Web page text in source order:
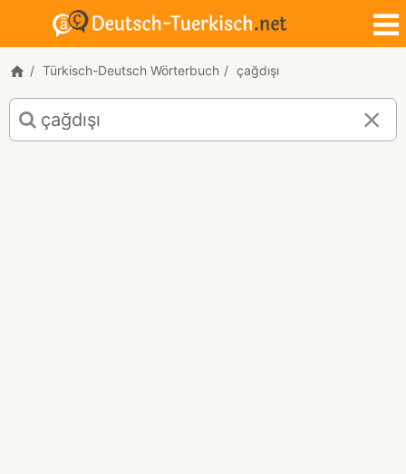
Türkisch-Deutsch Wörterbuch çağdışı
Türkisch-
Deutsch
Übersetzung